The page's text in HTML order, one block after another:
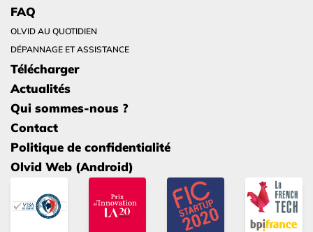
FAQ
OLVID AU QUOTIDIEN
DÉPANNAGE ET ASSISTANCE
Télécharger
Actualités
Qui sommes-nous ?
Contact
Politique de confidentialité
Olvid Web (Android)